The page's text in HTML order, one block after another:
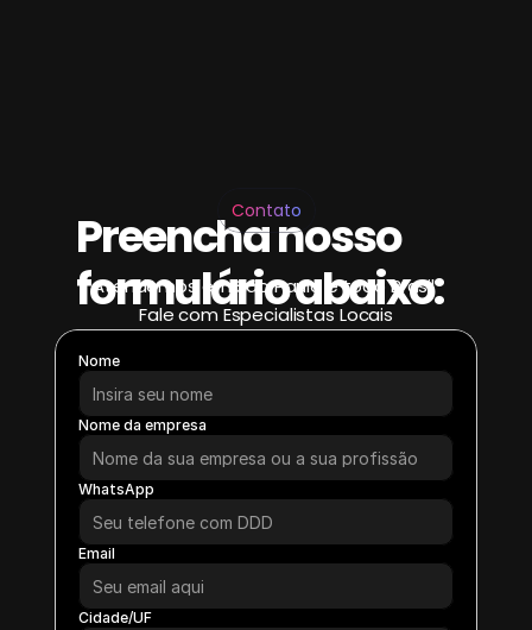
Preencha nosso
formulário abaixo:
Atendemos em São Paulo e todo Brasil
Fale com Especialistas Locais
Nome
Nome da empresa
WhatsApp
Email
Cidade/UF
Contato